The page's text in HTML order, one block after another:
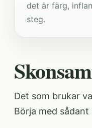
det är färg,
steg.
Det som brukar
Börja med